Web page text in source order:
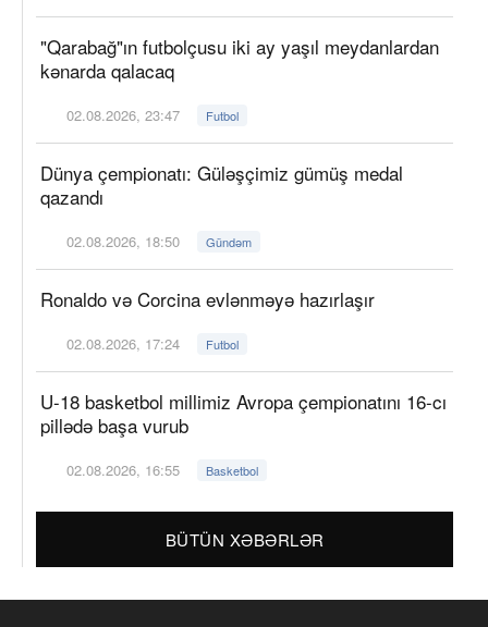
"Qarabağ"ın futbolçusu iki ay yaşıl meydanlardan
kənarda qalacaq
02.08.2026, 23:47 Futbol
Dünya çempionatı: Güləşçimiz gümüş medal
qazandı
02.08.2026, 18:50 Gündəm
Ronaldo və Corcina evlənməyə hazırlaşır
02.08.2026, 17:24 Futbol
U-18 basketbol millimiz Avropa çempionatını 16-cı
pillədə başa vurub
02.08.2026, 16:55 Basketbol
BÜTÜN XƏBƏRLƏR